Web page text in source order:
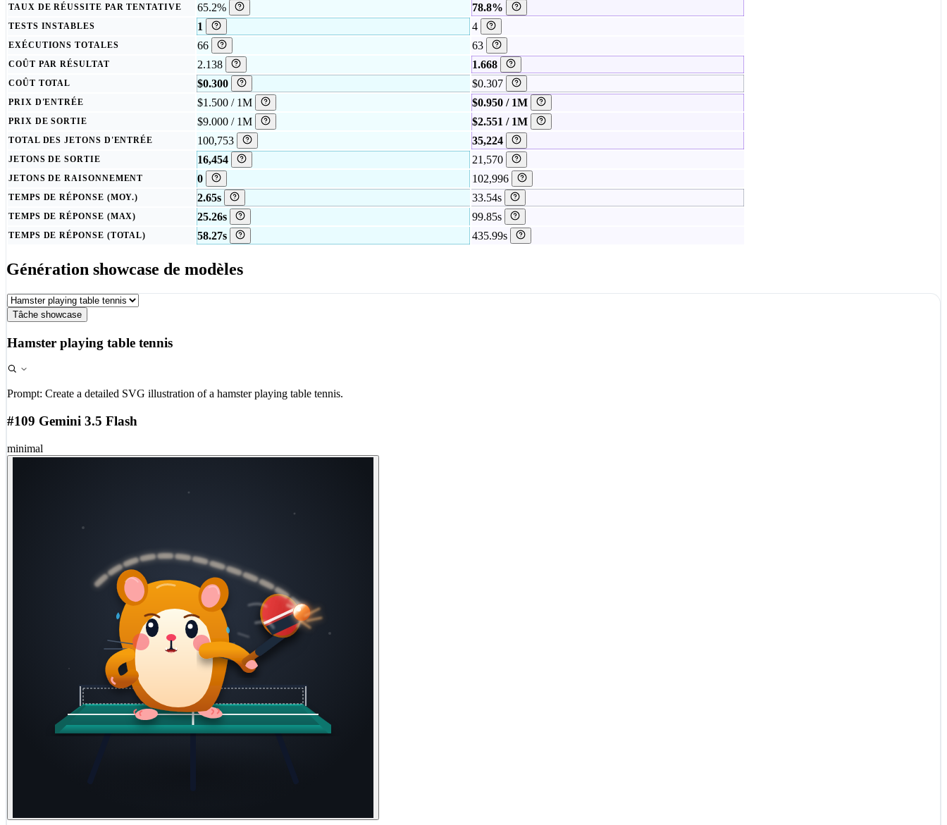
TAUX DE RÉUSSITE PAR TENTATIVE 65.2% 78.8%
TESTS INSTABLES 1 4
EXÉCUTIONS TOTALES 66 63
COÛT PAR RÉSULTAT 2.138 1.668
COÛT TOTAL $0.300 $0.307
PRIX D'ENTRÉE $1.500 / 1M $0.950 / 1M
PRIX DE SORTIE $9.000 / 1M $2.551 / 1M
TOTAL DES JETONS D'ENTRÉE 100,753 35,224
JETONS DE SORTIE 16,454 21,570
JETONS DE RAISONNEMENT 0 102,996
TEMPS DE RÉPONSE (MOY.) 2.65s 33.54s
TEMPS DE RÉPONSE (MAX) 25.26s 99.85s
TEMPS DE RÉPONSE (TOTAL) 58.27s 435.99s
Génération showcase de modèles
Tâche showcase
Hamster playing table tennis
Prompt: Create a detailed SVG illustration of a hamster playing table tennis.
#109 Gemini 3.5 Flash
minimal